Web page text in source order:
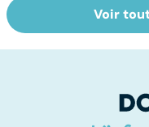
Peut-on soigner
les acouphènes
Voir